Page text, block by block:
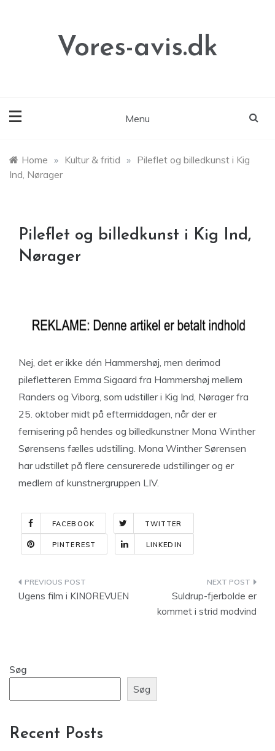
Vores-avis.dk
Menu
Home » Kultur & fritid » Pileflet og billedkunst i Kig
Ind, Nørager
Pileflet og billedkunst i Kig Ind,
Nørager
Nej, det er ikke dén Hammershøj, men derimod
pilefletteren Emma Sigaard fra Hammershøj mellem
Randers og Viborg, som udstiller i Kig Ind, Nørager fra
25. oktober midt på eftermiddagen, når der er
fernisering på hendes og billedkunstner Mona Winther
Sørensens fælles udstilling. Mona Winther Sørensen
har udstillet på flere censurerede udstillinger og er
medlem af kunstnergruppen LIV.
FACEBOOK TWITTER
PINTEREST LINKEDIN
Indlægsnavigation
Ugens film i KINOREVUEN
Suldrup-fjerbolde er
kommet i strid modvind
Søg
Søg
Recent Posts